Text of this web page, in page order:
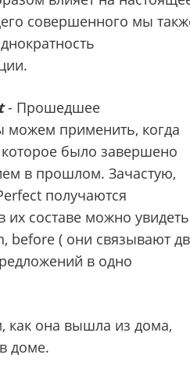
совершенного мы
- Прошедшее
можем применить, когда
было завершено
в прошлом. Зачастую,
получаются
составе можно увидеть
before ( они связывают
в одно
как она вышла из дома,
доме.